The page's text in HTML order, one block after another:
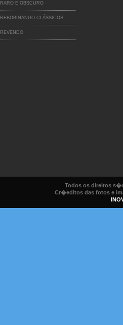
RARO E OBSCURO
REBOBINANDO CLÁSSICOS
REVENDO
Todos os direitos
Cr�editos das fotos e